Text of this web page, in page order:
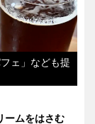
ェ」なども提
ームをはさむ